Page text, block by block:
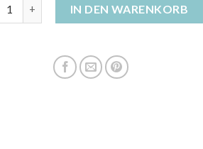
IN DEN WARENKORB